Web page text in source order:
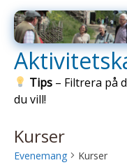
Tips– Filtrera på
du vill!
Kurser
Evenemang Kurser